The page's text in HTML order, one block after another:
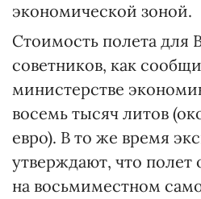
экономической зоной.
Стоимость полета для
советников, как
министерстве
восемь тысяч литов
евро). В то же время
утверждают, что полет
на восьмиместном